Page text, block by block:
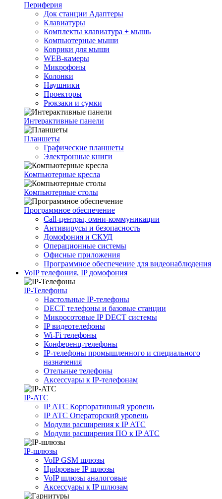
Периферия
Док станции Адаптеры
Клавиатуры
Комплекты клавиатура + мышь
Компьютерные мыши
Коврики для мыши
WEB-камеры
Микрофоны
Колонки
Наушники
Проекторы
Рюкзаки и сумки
Интерактивные панели
Планшеты
Графические планшеты
Электронные книги
Компьютерные кресла
Компьютерные столы
Программное обеспечение
Call-центры, омни-коммуникации
Антивирусы и безопасность
Домофония и СКУД
Операционные системы
Офисные приложения
Программное обеспечение для видеонаблюдения
VoIP телефония, IP домофония
IP-Телефоны
Настольные IP-телефоны
DECT телефоны и базовые станции
Микросотовые IP DECT системы
IP видеотелефоны
Wi-Fi телефоны
Конференц-телефоны
IP-телефоны промышленного и специального
назначения
Отельные телефоны
Аксессуары к IP-телефонам
IP-ATC
IP АТС Корпоративный уровень
IP АТС Операторский уровень
Модули расширения к IP АТС
Модули расширения ПО к IP АТС
IP-шлюзы
VoIP GSM шлюзы
Цифровые IP шлюзы
VoIP шлюзы аналоговые
Аксессуары к IP шлюзам